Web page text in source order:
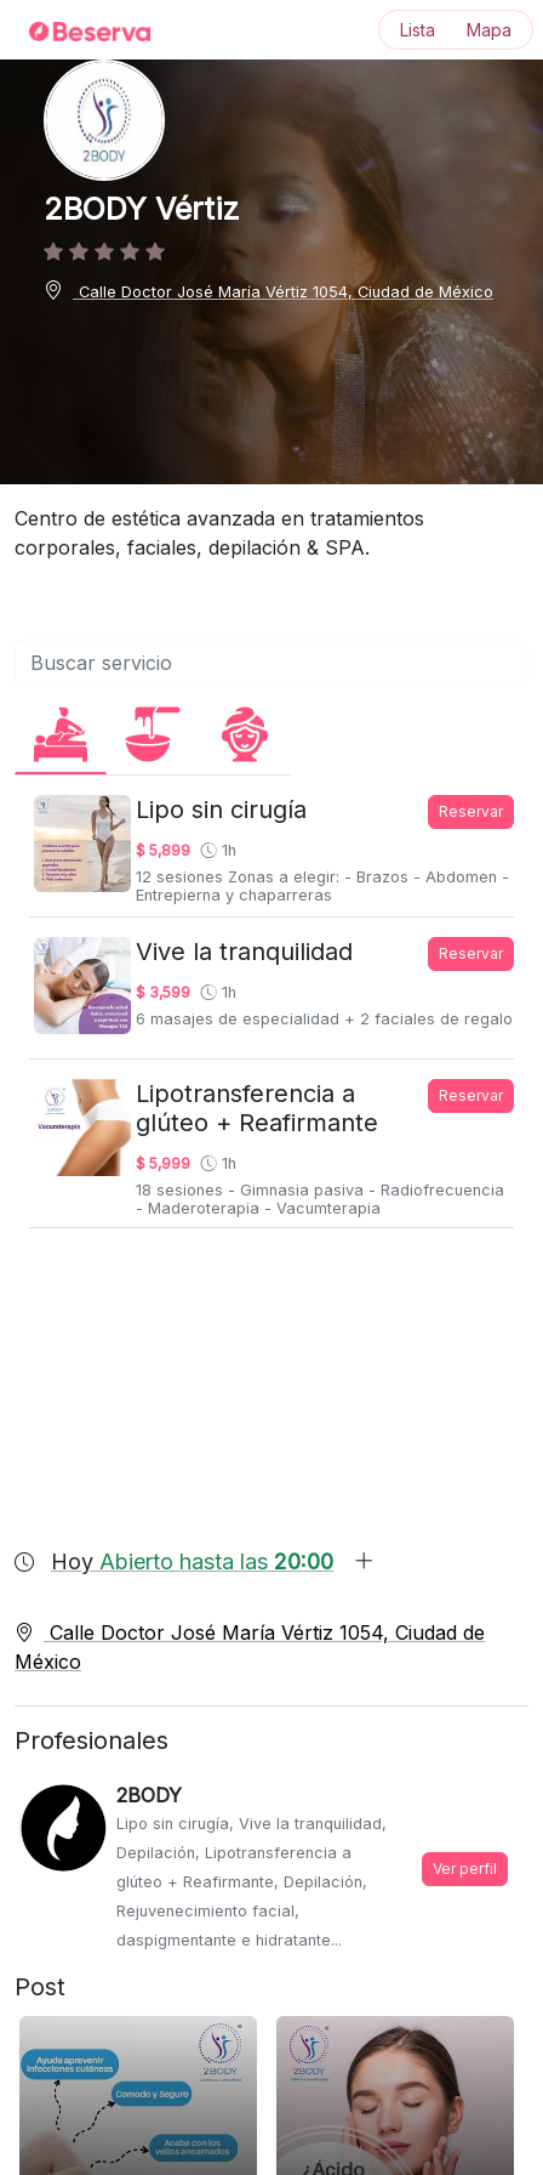
Lista Mapa
2BODY Vértiz
Calle Doctor José María Vértiz 1054, Ciudad de México
Centro de estética avanzada en tratamientos
corporales, faciales, depilación & SPA.
Reservar
Lipo sin cirugía
$ 5,899
1h
12 sesiones Zonas a elegir: - Brazos - Abdomen -
Entrepierna y chaparreras
Reservar
Vive la tranquilidad
$ 3,599
1h
6 masajes de especialidad + 2 faciales de regalo
Reservar
Lipotransferencia a
glúteo + Reafirmante
$ 5,999
1h
18 sesiones - Gimnasia pasiva - Radiofrecuencia
- Maderoterapia - Vacumterapia
Hoy Abierto hasta las 20:00
Calle Doctor José María Vértiz 1054, Ciudad de
México
Profesionales
2BODY
Lipo sin cirugía, Vive la tranquilidad,
Depilación, Lipotransferencia a
glúteo + Reafirmante, Depilación,
Rejuvenecimiento facial,
daspigmentante e hidratante...
Ver perfil
Post